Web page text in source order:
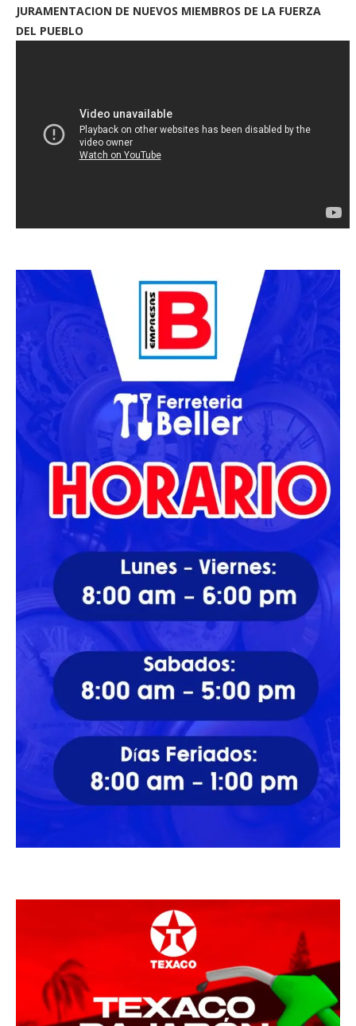
JURAMENTACION DE NUEVOS MIEMBROS DE LA FUERZA
DEL PUEBLO